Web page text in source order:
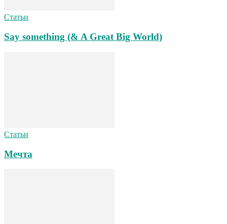
Статьи
Say something (& A Great Big World)
Статьи
Мечта